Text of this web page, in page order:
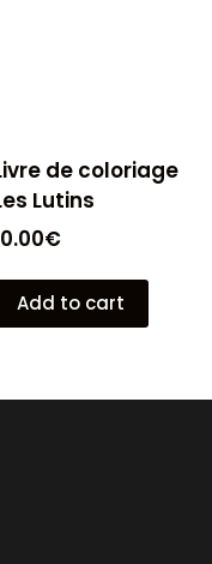
de coloriage
Lutins
€
Add to cart